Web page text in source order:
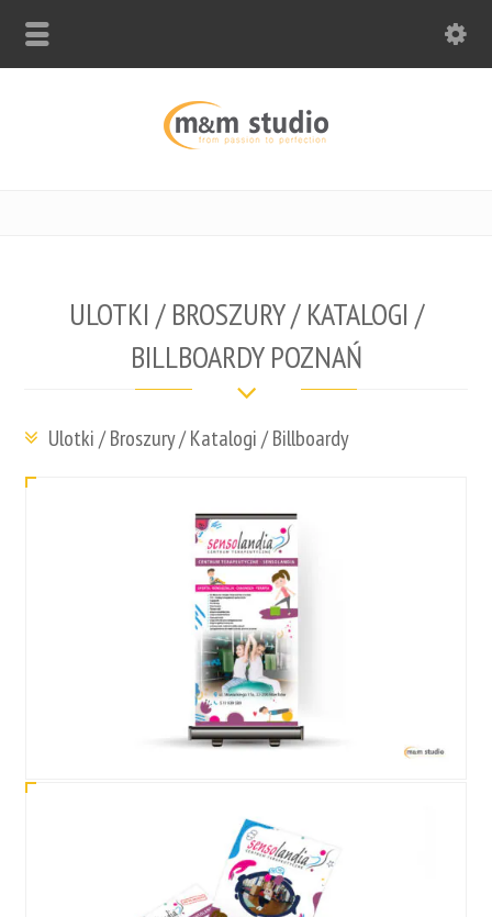
ULOTKI / BROSZURY / KATALOGI /
BILLBOARDY POZNAŃ
Ulotki / Broszury / Katalogi / Billboardy